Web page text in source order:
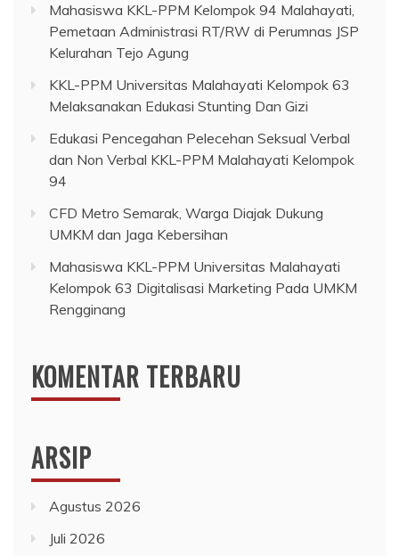
Mahasiswa KKL-PPM Kelompok 94 Malahayati,
Pemetaan Administrasi RT/RW di Perumnas JSP
Kelurahan Tejo Agung
KKL-PPM Universitas Malahayati Kelompok 63
Melaksanakan Edukasi Stunting Dan Gizi
Edukasi Pencegahan Pelecehan Seksual Verbal
dan Non Verbal KKL-PPM Malahayati Kelompok
94
CFD Metro Semarak, Warga Diajak Dukung
UMKM dan Jaga Kebersihan
Mahasiswa KKL-PPM Universitas Malahayati
Kelompok 63 Digitalisasi Marketing Pada UMKM
Rengginang
KOMENTAR TERBARU
ARSIP
Agustus 2026
Juli 2026